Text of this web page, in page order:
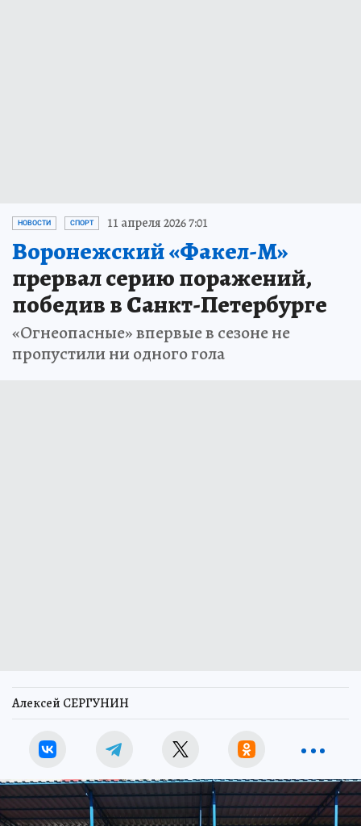
НОВОСТИ СПОРТ 11 апреля 2026 7:01
Воронежский «Факел-М»
прервал серию поражений,
победив в Санкт-Петербурге
«Огнеопасные» впервые в сезоне не
пропустили ни одного гола
Алексей СЕРГУНИН